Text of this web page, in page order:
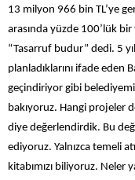
13 milyon 966 bin TL’ye
arasında yüzde 100’lük
“Tasarruf budur” dedi. 5
planladıklarını ifade eden
geçindiriyor gibi
bakıyoruz. Hangi projeler
diye değerlendirdik. Bu
ediyoruz. Yalnızca temeli
kitabımızı biliyoruz. Neler